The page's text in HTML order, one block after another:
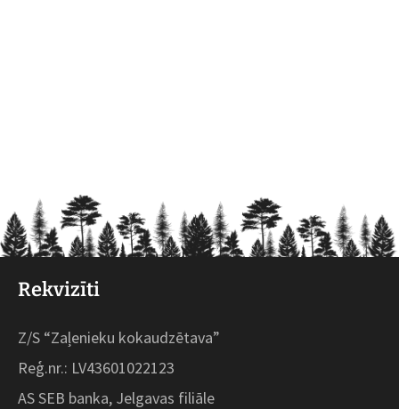
Rekvizīti
Z/S “Zaļenieku kokaudzētava”
Reģ.nr.: LV43601022123
AS SEB banka, Jelgavas filiāle